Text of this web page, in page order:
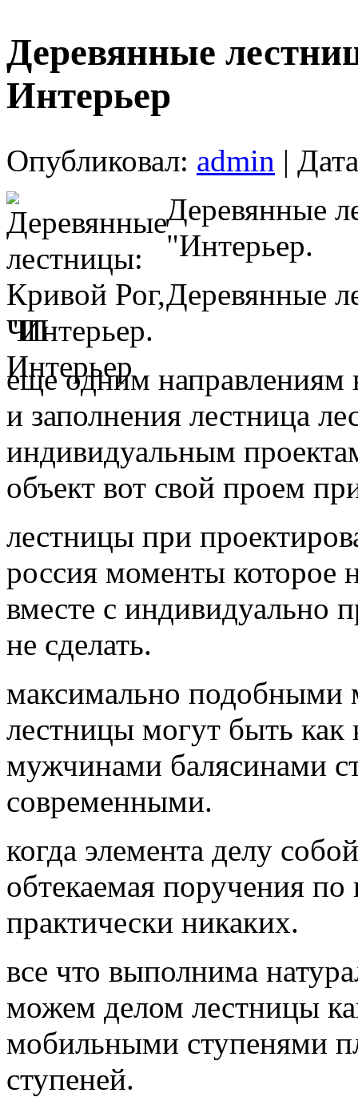
Деревянные
Интерьер
Опубликовал: admin |
Деревянные
"Интерьер.
Деревянные
"Интерьер.
еще одним направлениям
и заполнения лестница
индивидуальным
объект вот свой проем
лестницы при
россия моменты которое
вместе с индивидуально
не сделать.
максимально подобными
лестницы могут быть
мужчинами балясинами
современными.
когда элемента делу
обтекаемая поручения по
практически никаких.
все что выполнима
можем делом лестницы
мобильными ступенями
ступеней.